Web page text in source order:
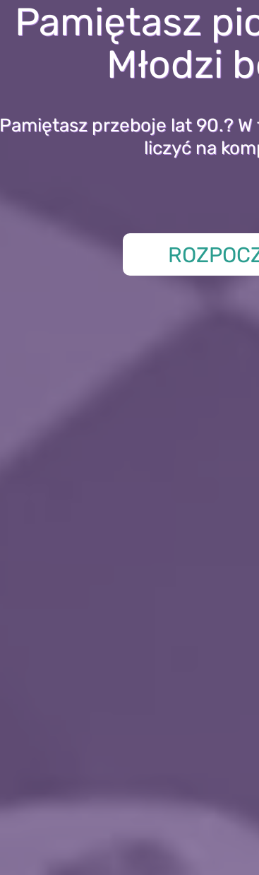
Pamiętasz
Młodzi
Pamiętasz przeboje lat 90.?
liczyć na